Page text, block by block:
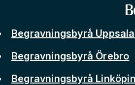
Begravningsbyrå Uppsala
Begravningsbyrå Örebro
Begravningsbyrå